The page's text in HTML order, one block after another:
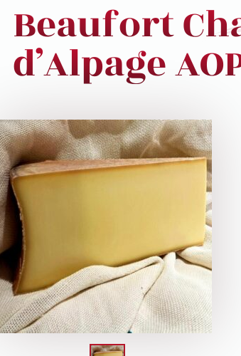
Beaufort
d’Alpage